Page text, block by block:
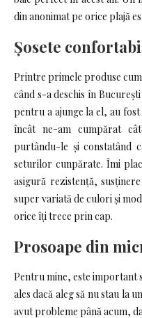
din anonimat pe orice plajă
Șosete
Printre primele produse
când s-a deschis în
pentru a ajunge la el, au fost
încât ne-am cumpărat
purtându-le și constatând
seturilor cunpărate. Îmi
asigură rezistență,
super variată de culori și
orice îți trece prin cap.
Prosoape din
Pentru mine, este important
ales dacă aleg să nu stau la
avut probleme până acum,